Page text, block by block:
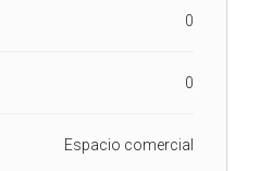
0
0
Espacio comercial